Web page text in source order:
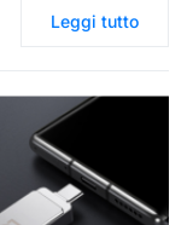
Leggi tutto